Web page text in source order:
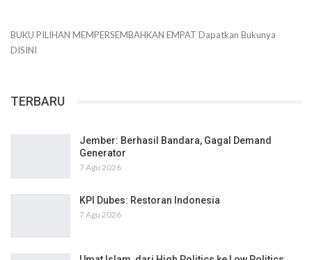
BUKU PILIHAN MEMPERSEMBAHKAN EMPAT Dapatkan Bukunya
DISINI
TERBARU
Jember: Berhasil Bandara, Gagal Demand
Generator
7 Agu 2026
KPI Dubes: Restoran Indonesia
7 Agu 2026